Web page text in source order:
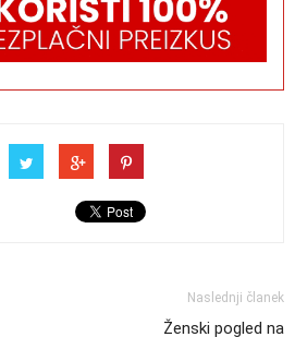
Naslednji članek
Ženski pogled na